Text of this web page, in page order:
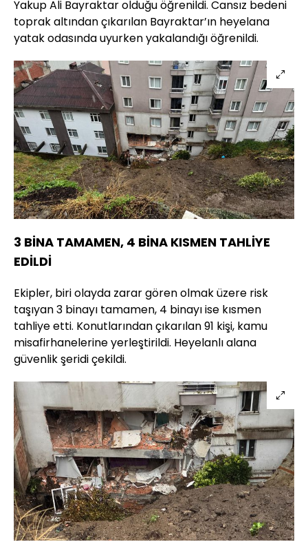
Yakup Ali Bayraktar olduğu öğrenildi. Cansız bedeni
toprak altından çıkarılan Bayraktar’ın heyelana
yatak odasında uyurken yakalandığı öğrenildi.
3 BİNA TAMAMEN, 4 BİNA KISMEN TAHLİYE
EDİLDİ
Ekipler, biri olayda zarar gören olmak üzere risk
taşıyan 3 binayı tamamen, 4 binayı ise kısmen
tahliye etti. Konutlarından çıkarılan 91 kişi, kamu
misafirhanelerine yerleştirildi. Heyelanlı alana
güvenlik şeridi çekildi.